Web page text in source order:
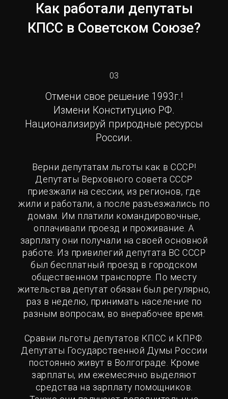
Как работали депутаты
КПСС в Советском Союзе?
03
Отмени свое решение 1993г.!
Измени Конституцию РФ.
Национализируй природные ресурсы
России.
Верни депутатам льготы как в СССР!
Депутаты Верховного совета СССР
приезжали на сессии, из регионов, где
жили и работали, а после разъезжались по
домам. Им платили командировочные,
оплачивали проезд и проживание. А
зарплату они получали на своей основной
работе. Из привилегий депутата ВС СССР
был бесплатный проезд в городском
общественном транспорте. По месту
жительства депутат обязан был регулярно,
раз в неделю, принимать население по
разным вопросам, во внерабочее время.
Сравни льготы депутатов КПСС и КПРФ.
Депутаты Государственной Думы России
постоянно живут в Волгограде. Кроме
зарплаты, им ежемесячно выделяют
средства на зарплату помощников.